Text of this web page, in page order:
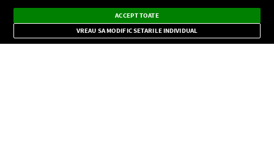
CONFIDENŢIALITATE
Dark
Mode
Radio live, podcasturi, știri și alerte
importante.
×
ACCEPT TOATE
VREAU SA MODIFIC SETARILE INDIVIDUAL